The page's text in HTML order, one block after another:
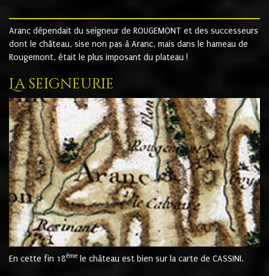
Aranc dépendait du seigneur de ROUGEMONT et des successeurs
dont le château, sise non pas à Aranc, mais dans le hameau de
Rougemont, était le plus imposant du plateau !
La seigneurie
En cette fin 18ème le château est bien sur la carte de CASSINI.